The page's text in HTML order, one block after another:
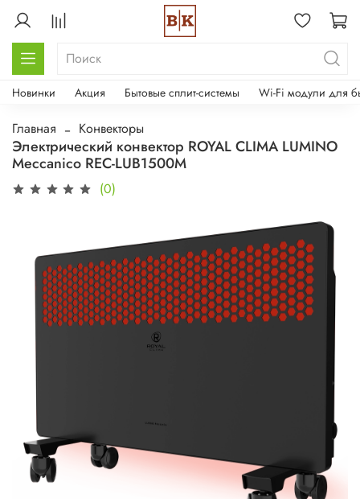
Новинки Акция Бытовые сплит-системы Wi-Fi модули для
Главная Конвекторы
Электрический конвектор ROYAL CLIMA LUMINO
Meccanico REC-LUB1500M
(0)